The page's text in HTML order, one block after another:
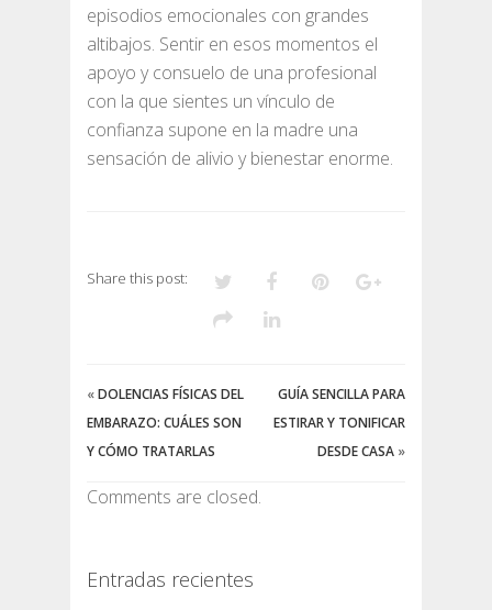
episodios emocionales con grandes
altibajos. Sentir en esos momentos el
apoyo y consuelo de una profesional
con la que sientes un vínculo de
confianza supone en la madre una
sensación de alivio y bienestar enorme.
Share this post:
«DOLENCIAS FÍSICAS DEL
EMBARAZO: CUÁLES SON
Y CÓMO TRATARLAS
GUÍA SENCILLA PARA
ESTIRAR Y TONIFICAR
DESDE CASA »
Comments are closed.
Entradas recientes